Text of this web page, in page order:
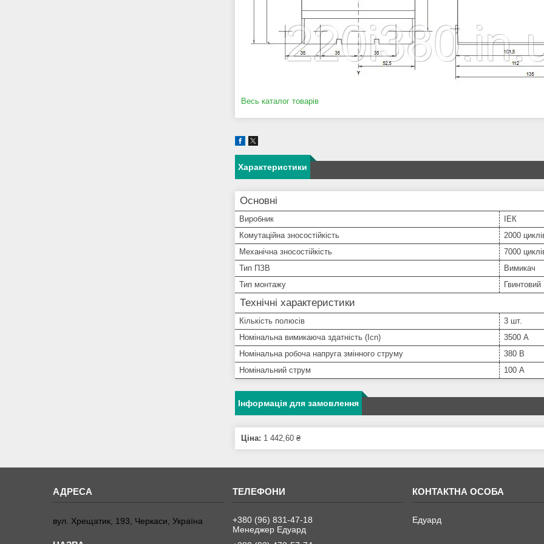
Весь каталог товарів
Характеристики
Основні
Виробник
ІЕК
Комутаційна зносостійкість
2000
Механічна зносостійкість
7000
Тип ПЗВ
Вимикач
Тип монтажу
Гвинтовий
Технічні характеристики
Кількість полюсів
3 шт.
Номінальна вимикаюча здатність (Icn)
3500 А
Номінальна робоча напруга змінного струму
380 В
Номінальний струм
100 А
Інформація для замовлення
Ціна: 1 442,60 ₴
вул. Хрещатик, 193, Черкаси, Україна
+380 (96) 831-47-18
Менеджер Едуард
Едуард